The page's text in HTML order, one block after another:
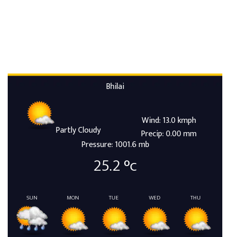
Bhilai
Partly Cloudy
Wind: 13.0 kmph
Precip: 0.00 mm
Pressure: 1001.6 mb
25.2°c
SUN MON TUE WED THU